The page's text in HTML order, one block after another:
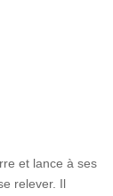
et lance à ses
relever. Il